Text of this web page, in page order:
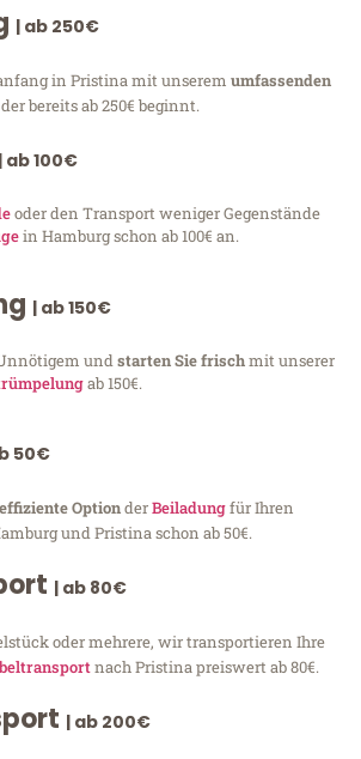
| ab 250€
in Pristina mit unserem umfassenden
bereits ab 250€ beginnt.
| ab 100€
oder den Transport weniger Gegenstände
in Hamburg schon ab 100€ an.
| ab 150€
undstarten Sie frischmit unserer
ab 150€.
50€
OptionderBeiladungfür Ihren
und Pristina schon ab 50€.
| ab 80€
oder mehrere, wir transportieren Ihre
nach Pristina preiswert ab 80€.
| ab 200€